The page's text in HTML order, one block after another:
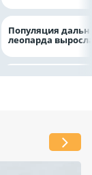
Популяция
леопарда